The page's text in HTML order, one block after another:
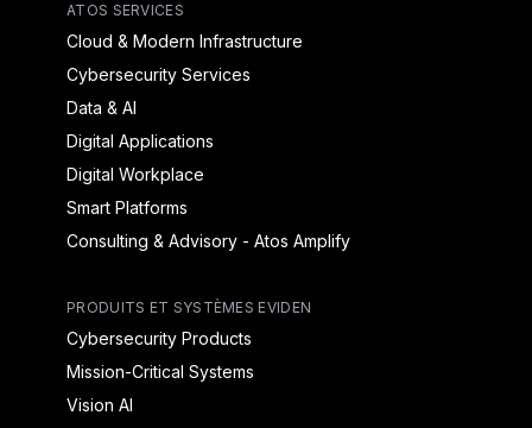
ATOS SERVICES
Cloud & Modern Infrastructure
Cybersecurity Services
Data & AI
Digital Applications
Digital Workplace
Smart Platforms
Consulting & Advisory - Atos Amplify
PRODUITS ET SYSTÈMES EVIDEN
Cybersecurity Products
Mission-Critical Systems
Vision AI